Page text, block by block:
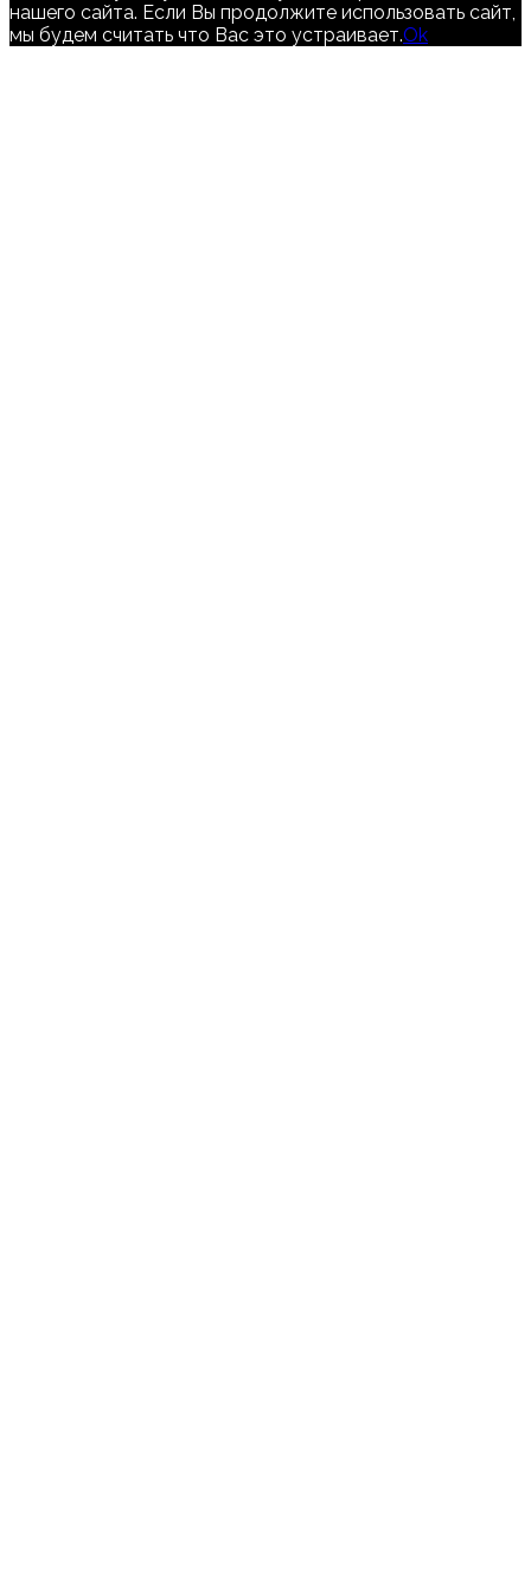
нашего сайта. Если Вы продолжите использовать сайт,
мы будем считать что Вас это устраивает.Ok